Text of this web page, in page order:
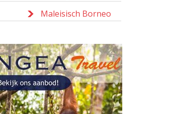
Maleisisch Borneo